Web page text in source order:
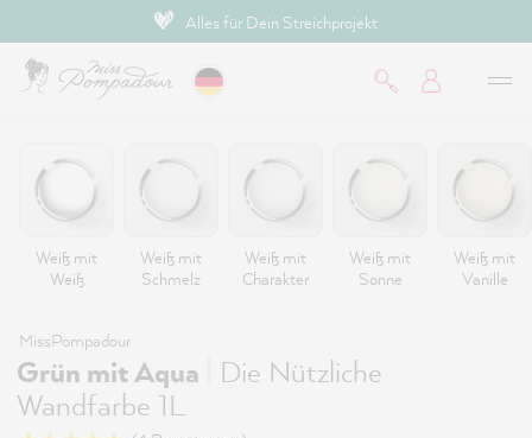
Alles für Dein Streichprojekt
Weiß mit
Weiß
Weiß mit
Schmelz
Weiß mit
Charakter
Weiß mit
Sonne
Weiß mit
Vanille
MissPompadour
Grün mit Aqua
Die Nützliche
Wandfarbe 1L